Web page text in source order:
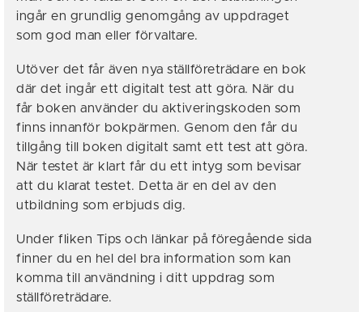
ingår en grundlig genomgång av uppdraget
som god man eller förvaltare.
Utöver det får även nya ställföreträdare en bok
där det ingår ett digitalt test att göra. När du
får boken använder du aktiveringskoden som
finns innanför bokpärmen. Genom den får du
tillgång till boken digitalt samt ett test att göra.
När testet är klart får du ett intyg som bevisar
att du klarat testet. Detta är en del av den
utbildning som erbjuds dig.
Under fliken Tips och länkar på föregående sida
finner du en hel del bra information som kan
komma till användning i ditt uppdrag som
ställföreträdare.